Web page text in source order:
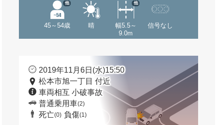
45～54歳
他
晴
幅5.5～
9.0m
他
信号なし
2019年11月6日(水)15:50
松本市旭一丁目 付近
車両相互 小破事故
普通乗用車(2)
死亡(0) 負傷(1)